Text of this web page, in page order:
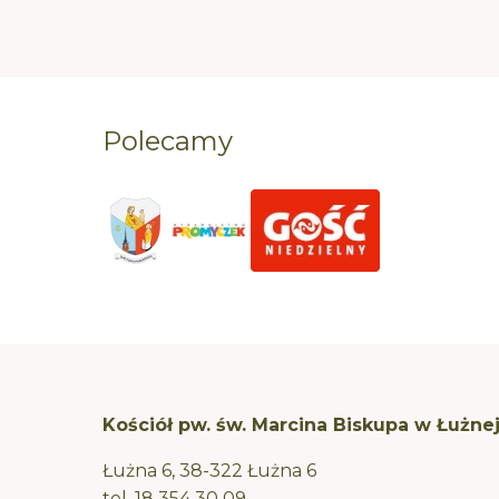
Polecamy
Kościół pw. św. Marcina Biskupa w Łużnej
Łużna 6, 38-322 Łużna 6